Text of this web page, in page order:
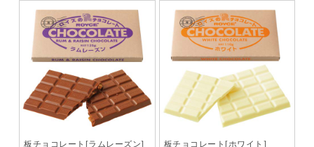
板チョコレート[ラムレーズン] 板チョコレート[ホワイト]